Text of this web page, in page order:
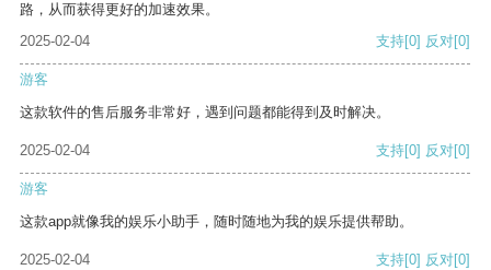
路，从而获得更好的加速效果。
2025-02-04
支持[0] 反对[0]
游客
这款软件的售后服务非常好，遇到问题都能得到及时解决。
2025-02-04 支持[0] 反对[0]
游客
这款app就像我的娱乐小助手，随时随地为我的娱乐提供帮助。
2025-02-04 支持[0] 反对[0]